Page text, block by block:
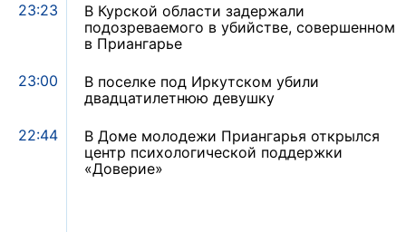
23:23
В Курской области задержали
подозреваемого в убийстве, совершенном
в Приангарье
23:00
В поселке под Иркутском убили
двадцатилетнюю девушку
22:44
В Доме молодежи Приангарья открылся
центр психологической поддержки
«Доверие»